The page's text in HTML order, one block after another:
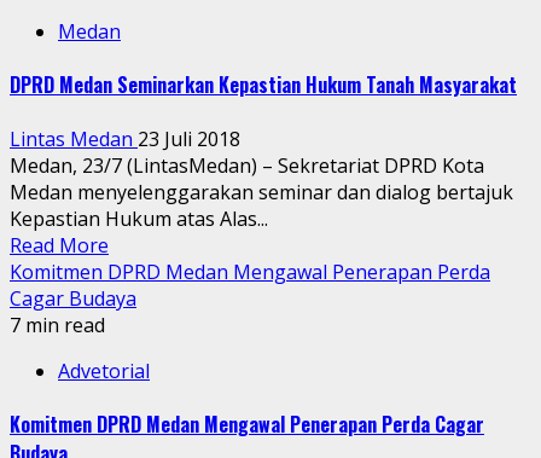
Medan
DPRD Medan Seminarkan Kepastian Hukum Tanah Masyarakat
Lintas Medan 23 Juli 2018
Medan, 23/7 (LintasMedan) – Sekretariat DPRD Kota
Medan menyelenggarakan seminar dan dialog bertajuk
Kepastian Hukum atas Alas...
Read More
Komitmen DPRD Medan Mengawal Penerapan Perda
Cagar Budaya
7 min read
Advetorial
Komitmen DPRD Medan Mengawal Penerapan Perda Cagar